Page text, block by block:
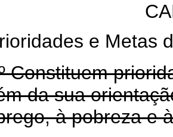
e Metas
Constituem
da sua
à pobreza e